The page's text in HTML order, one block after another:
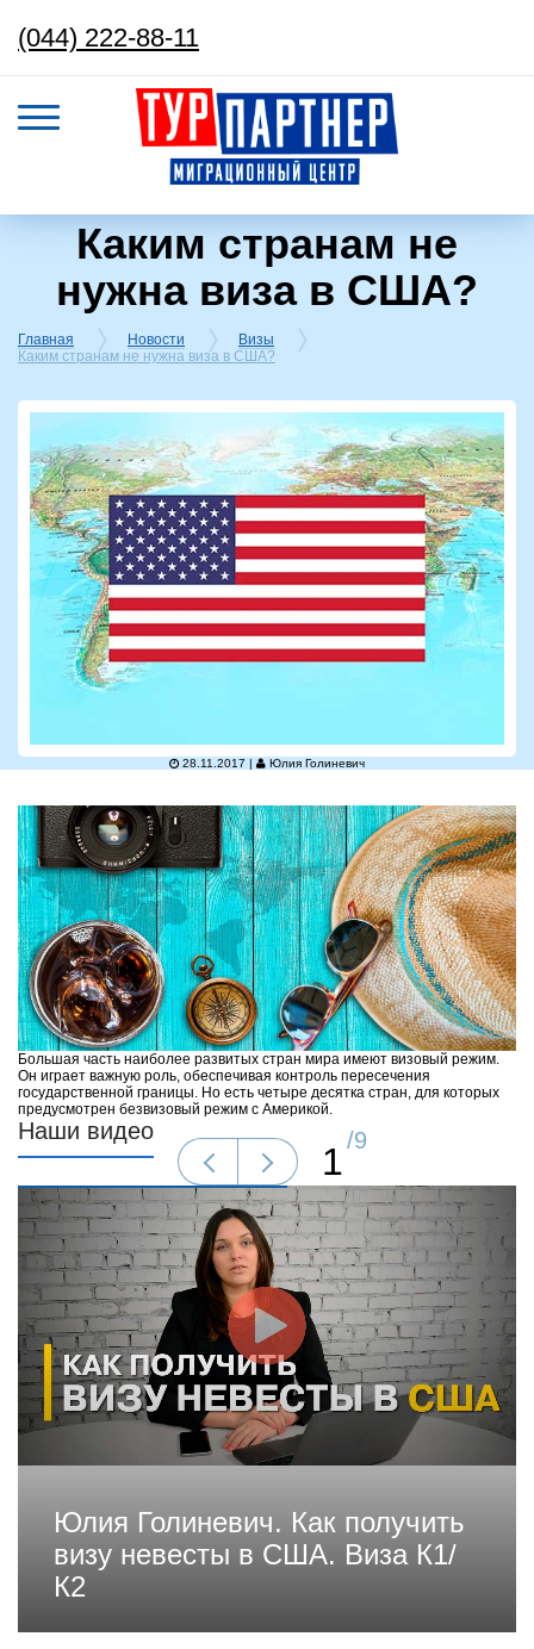
(044) 222-88-11
Каким странам не
нужна виза в США?
Главная Новости
Визы
Каким странам не нужна виза в США?
28.11.2017 | Юлия Голиневич
Большая часть наиболее развитых стран мира имеют визовый режим.
Он играет важную роль, обеспечивая контроль пересечения
государственной границы. Но есть четыре десятка стран, для которых
предусмотрен безвизовый режим с Америкой.
Наши видео
1/9
Юлия Голиневич. Как получить
визу невесты в США. Виза К1/
К2